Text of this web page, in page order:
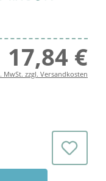
17,84 €
MwSt. zzgl. Versandkosten
oder benutze die